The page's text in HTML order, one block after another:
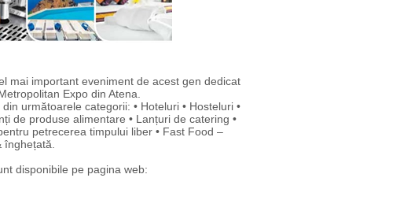
mai important eveniment de acest gen dedicat
Expo din Atena.
următoarele categorii: • Hoteluri • Hosteluri •
de produse alimentare • Lanțuri de catering •
petrecerea timpului liber • Fast Food –
înghețată.
disponibile pe pagina web: